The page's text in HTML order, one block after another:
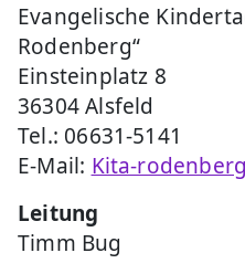
Evangelische
Rodenberg“
Einsteinplatz 8
36304 Alsfeld
Tel.: 06631-5141
E-Mail: Kita-
Leitung
Timm Bug